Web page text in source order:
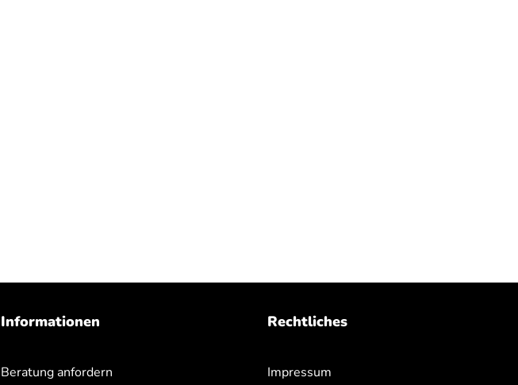
Informationen
Beratung anfordern
Rechtliches
Impressum